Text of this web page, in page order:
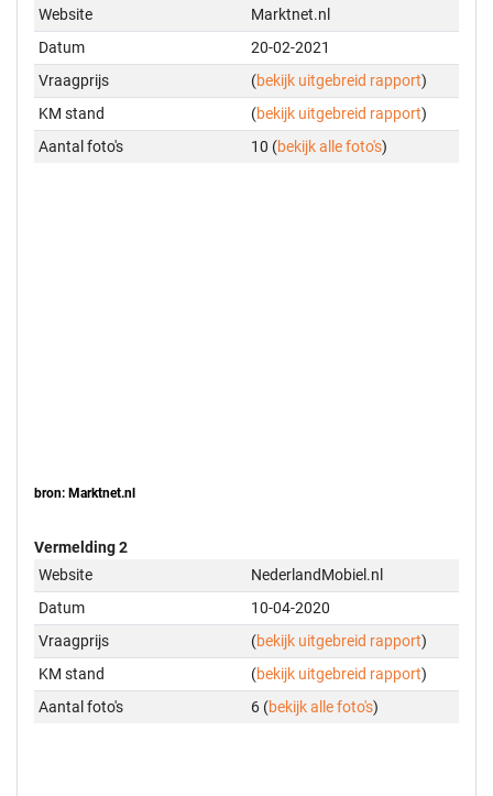
Website
Marktnet.nl
Datum
20-02-2021
Vraagprijs
(bekijk uitgebreid rapport)
KM stand
(bekijk uitgebreid rapport)
Aantal foto's
10 (bekijk alle foto's)
bron: Marktnet.nl
Vermelding 2
Website
NederlandMobiel.nl
Datum
10-04-2020
Vraagprijs
(bekijk uitgebreid rapport)
KM stand
(bekijk uitgebreid rapport)
Aantal foto's
6 (bekijk alle foto's)